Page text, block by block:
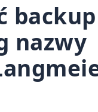
backup
nazwy